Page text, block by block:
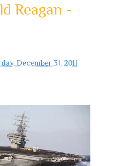
Reagan -
December 31, 2011